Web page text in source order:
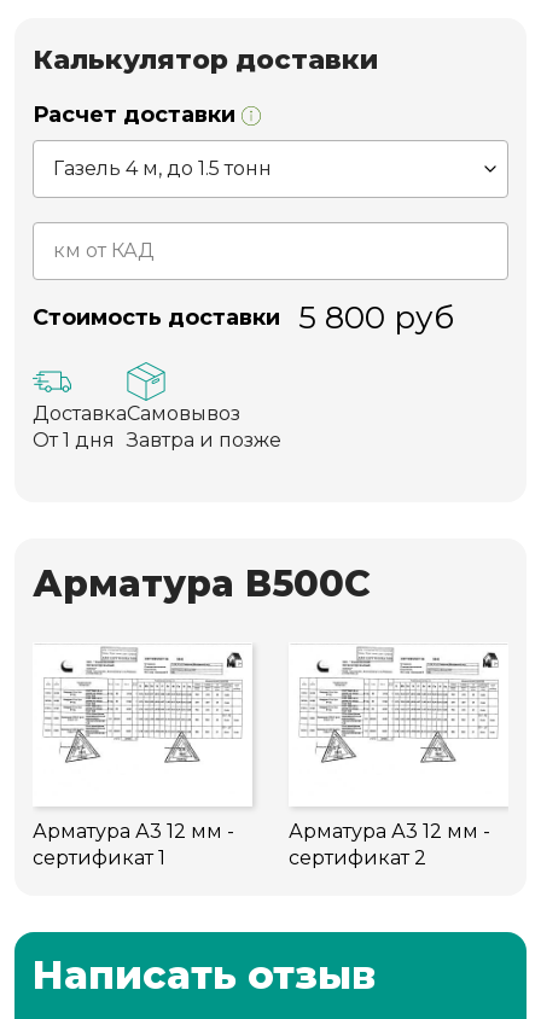
Калькулятор доставки
Расчет доставки
Стоимость доставки 5 800 руб
Доставка
От 1 дня
Самовывоз
Завтра и позже
Арматура В500С
Арматура А3 12 мм -
сертификат 1
Арматура А3 12 мм -
сертификат 2
Написать отзыв